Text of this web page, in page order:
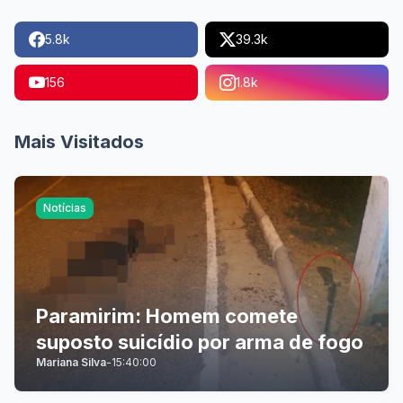
5.8k 39.3k
156 1.8k
Mais Visitados
Notícias
Paramirim: Homem comete
suposto suicídio por arma de fogo
Mariana Silva-15:40:00